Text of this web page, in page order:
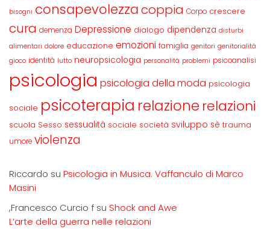
bisogni consapevolezzacoppia Corpo crescere
cura demenza Depressione dialogo dipendenza disturbi
alimentari dolore educazione emozioni famiglia genitori genitorialità
gioco identità lutto neuropsicologia personalità problemi psicoanalisi
psicologia psicologia della moda psicologia
sociale psicoterapia relazione relazioni
scuola Sesso sessualità sociale società sviluppo sè trauma
umore violenza
Riccardo su Psicologia in Musica. Vaffanculo di Marco
Masini
,Francesco Curcio f su Shock and Awe
L’arte della guerra nelle relazioni